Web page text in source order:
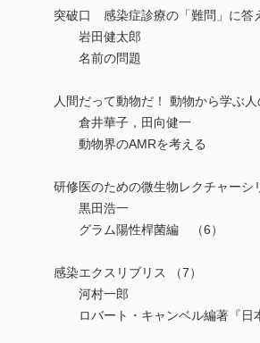
突破口 感染症診療の「難問」に答
岩田健太郎
名前の問題
人間だって動物だ！ 動物から学ぶ人
倉井華子，田向健一
動物界のAMRを考える
研修医のための微生物レクチャー
黒田浩一
グラム陽性桿菌編 （6）
感染エクスリブリス （7）
河村一郎
ロバート・キャンベル編著『日本